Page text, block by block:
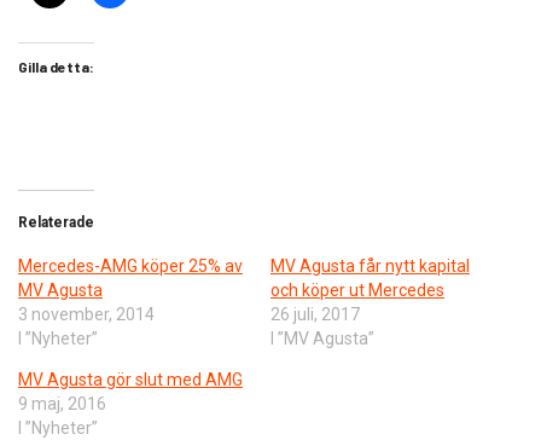
Gilla detta:
Relaterade
Mercedes-AMG köper 25% av
MV Agusta
3 november, 2014
I ”Nyheter”
MV Agusta får nytt kapital
och köper ut Mercedes
26 juli, 2017
I ”MV Agusta”
MV Agusta gör slut med AMG
9 maj, 2016
I ”Nyheter”